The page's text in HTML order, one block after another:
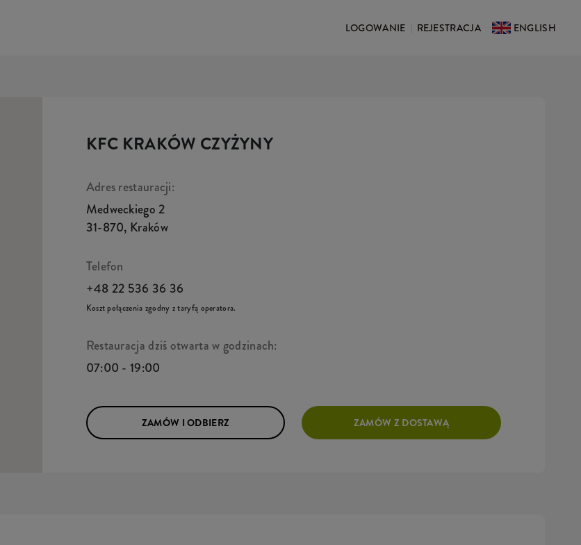
LOGOWANIE REJESTRACJA ENGLISH
KFC KRAKÓW CZYŻYNY
Adres restauracji:
Medweckiego 2
31-870, Kraków
Telefon
+48 22 536 36 36
Koszt połączenia zgodny z taryfą operatora.
Restauracja dziś otwarta w godzinach:
07:00 - 19:00
ZAMÓW I ODBIERZ ZAMÓW Z DOSTAWĄ